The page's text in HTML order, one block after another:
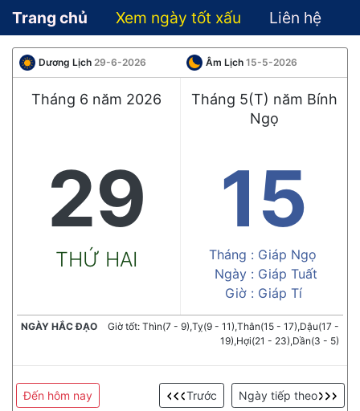
Trang chủ Xem ngày tốt xấu Liên hệ
Dương Lịch 29-6-2026 Âm Lịch 15-5-2026
Tháng 6 năm 2026
Tháng 5(T) năm Bính
Ngọ
29
THỨ HAI
15
Tháng : Giáp Ngọ
Ngày : Giáp Tuất
Giờ : Giáp Tí
NGÀY HẮC ĐẠO
Giờ tốt: Thìn(7 - 9),Tỵ(9 - 11),Thân(15 - 17),Dậu(17 -
19),Hợi(21 - 23),Dần(3 - 5)
Đến hôm nay Ngày tiếp theo
Trước